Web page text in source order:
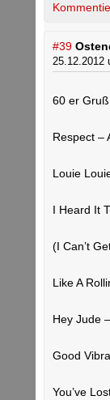
#39
25.12.2012
60 er
Respect –
Louie
I Heard It
(I Can’t
Like A
Hey Jude
Good
You’ve